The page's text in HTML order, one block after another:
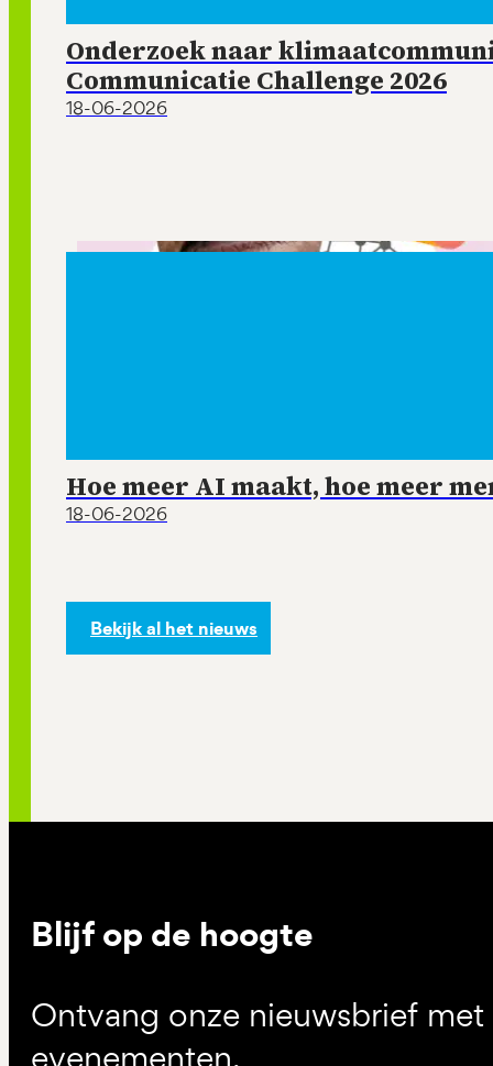
Onderzoek naar
Communicatie Challenge 2026
18-06-2026
Hoe meer AI maakt, hoe meer
18-06-2026
Bekijk al het nieuws
Blijf op de hoogte
Ontvang onze nieuwsbrief